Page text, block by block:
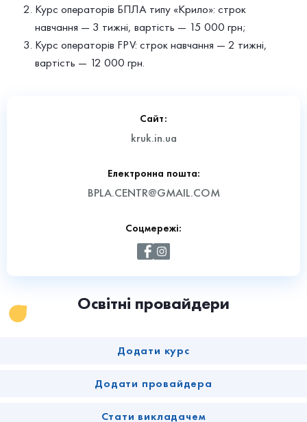
Курс операторів БПЛА типу «Крило»: строк
навчання — 3 тижні, вартість — 15 000 грн;
Курс операторів FPV: строк навчання — 2 тижні,
вартість — 12 000 грн.
Сайт:
kruk.in.ua
Електронна пошта:
BPLA.CENTR@GMAIL.COM
Соцмережі:
Освітні провайдери
Додати курс
Додати провайдера
Стати викладачем